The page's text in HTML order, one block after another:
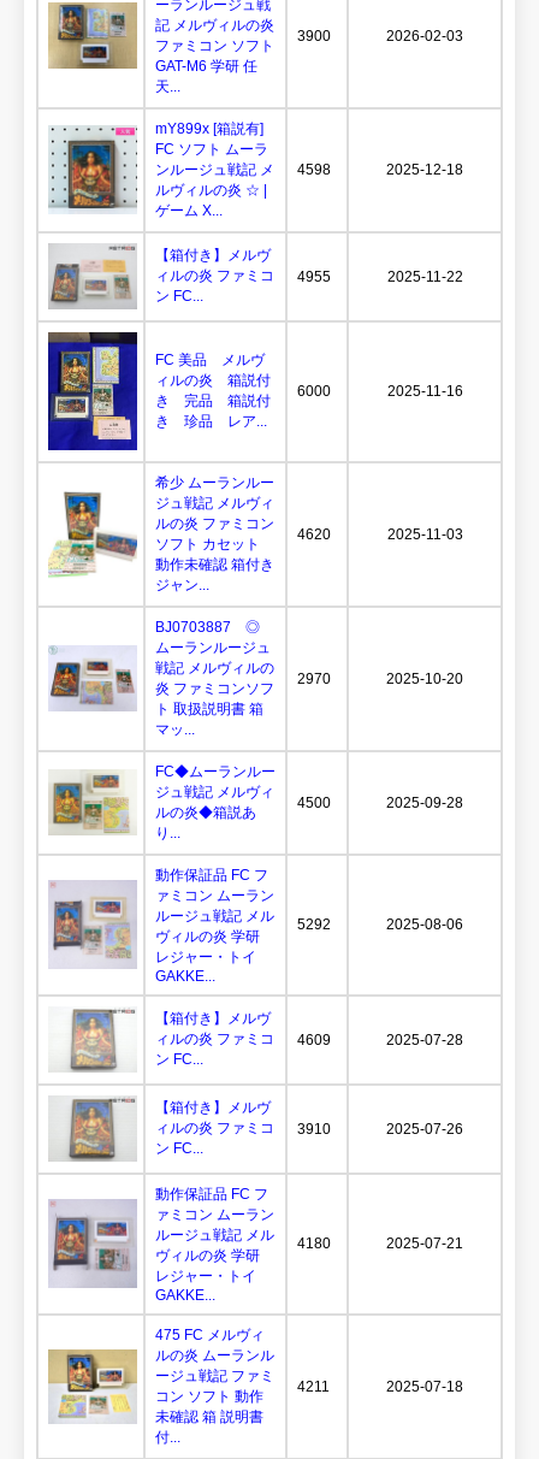
ーランルージュ戦
記 メルヴィルの炎
ファミコン ソフト
GAT-M6 学研 任
天...
3900 2026-02-03
mY899x [箱説有]
FC ソフト ムーラ
ンルージュ戦記 メ
ルヴィルの炎 ☆ |
ゲーム X...
4598 2025-12-18
【箱付き】メルヴ
ィルの炎 ファミコ
ン FC...
4955 2025-11-22
FC 美品 メルヴ
ィルの炎 箱説付
き 完品 箱説付
き 珍品 レア...
6000 2025-11-16
希少 ムーランルー
ジュ戦記 メルヴィ
ルの炎 ファミコン
ソフト カセット
動作未確認 箱付き
ジャン...
4620 2025-11-03
BJ0703887 ◎
ムーランルージュ
戦記 メルヴィルの
炎 ファミコンソフ
ト 取扱説明書 箱
マッ...
2970 2025-10-20
FC◆ムーランルー
ジュ戦記 メルヴィ
ルの炎◆箱説あ
り...
4500 2025-09-28
動作保証品 FC フ
ァミコン ムーラン
ルージュ戦記 メル
ヴィルの炎 学研
レジャー・トイ
GAKKE...
5292 2025-08-06
【箱付き】メルヴ
ィルの炎 ファミコ
ン FC...
4609 2025-07-28
【箱付き】メルヴ
ィルの炎 ファミコ
ン FC...
3910 2025-07-26
動作保証品 FC フ
ァミコン ムーラン
ルージュ戦記 メル
ヴィルの炎 学研
レジャー・トイ
GAKKE...
4180 2025-07-21
475 FC メルヴィ
ルの炎 ムーランル
ージュ戦記 ファミ
コン ソフト 動作
未確認 箱 説明書
付...
4211 2025-07-18